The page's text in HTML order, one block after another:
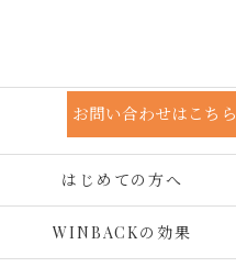
お問い合わせはこちら
はじめての方へ
WINBACKの効果